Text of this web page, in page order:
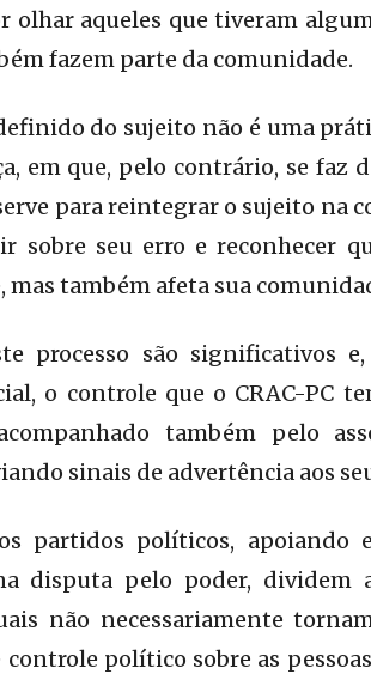
olhar aqueles que tiveram
fazem parte da comunidade.
do sujeito não é uma
em que, pelo contrário, se
para reintegrar o sujeito na
sobre seu erro e reconhecer
também afeta sua
processo são significativos
o controle que o CRAC-PC
também pelo
sinais de advertência aos
partidos políticos, apoiando
disputa pelo poder, dividem
não necessariamente
político sobre as